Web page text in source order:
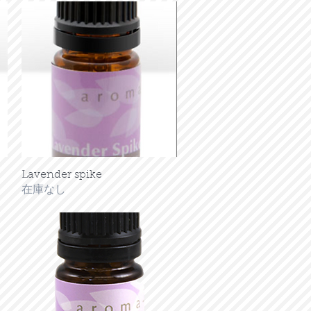
クイックビュー
Lavender spike
在庫なし